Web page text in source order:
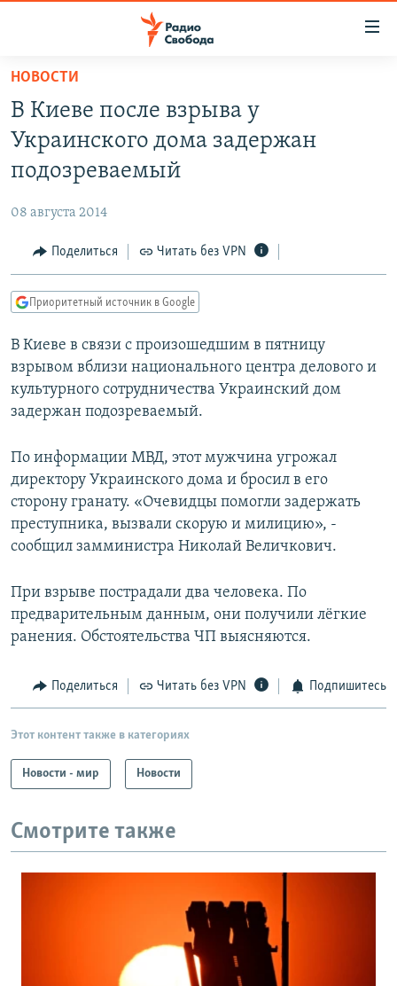
упрощенного
доступа
Вернуться
основному
Вернутся
Вернутся
поиску
АВТОРСКИЕ ПРОЕКТЫ
МНЕНИЯ
КУЛЬТУРА
КАВКАЗ.РЕАЛИИ
СЕВЕР.РЕАЛИИ
СИБИРЬ.РЕАЛИИ
РАСПИСАНИЕ ВЕЩАНИЯ
ПОДПИШИТЕСЬ НА РАССЫЛКУ
СОЦИАЛЬНЫЕ СЕТИ
Все сайты РСЕ/РС
НОВОСТИ
В Киеве после взрыва у
Украинского дома задержан
подозреваемый
08 августа 2014
Поделиться Читать без VPN
Приоритетный источник в Google
В Киеве в связи с произошедшим в пятницу
взрывом вблизи национального центра делового и
культурного сотрудничества Украинский дом
задержан подозреваемый.
По информации МВД, этот мужчина угрожал
директору Украинского дома и бросил в его
сторону гранату. «Очевидцы помогли задержать
преступника, вызвали скорую и милицию», -
сообщил замминистра Николай Величкович.
При взрыве пострадали два человека. По
предварительным данным, они получили лёгкие
ранения. Обстоятельства ЧП выясняются.
Поделиться Читать без VPN Подпишитесь
Этот контент также в категориях
Новости - мир Новости
Смотрите также